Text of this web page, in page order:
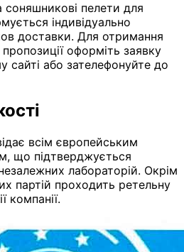
соняшникові пелети для
індивідуально
доставки. Для отримання
оформіть заявку
або зателефонуйте до
всім європейським
що підтверджується
лабораторій. Окрім
партій проходить ретельну
компанії.